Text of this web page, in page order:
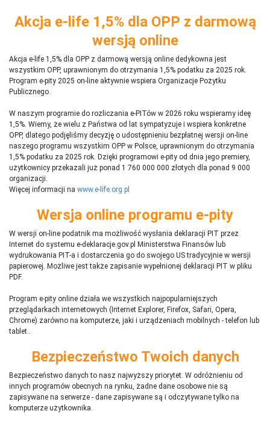
Akcja e-life 1,5% dla OPP z darmową
wersją online
Akcja e-life 1,5% dla OPP z darmową wersją online dedykowna jest
wszystkim OPP, uprawnionym do otrzymania 1,5% podatku za 2025 rok.
Program e-pity 2025 on-line aktywnie wspiera Organizacje Pożytku
Publicznego.
W naszym programie do rozliczania e-PITów w 2026 roku wspieramy ideę
1,5%. Wiemy, że wielu z Państwa od lat sympatyzuje i wspiera konkretne
OPP, dlatego podjęliśmy decyzję o udostępnieniu bezpłatnej wersji on-line
naszego programu wszystkim OPP w Polsce, uprawnionym do otrzymania
1,5% podatku za 2025 rok. Dzięki programowi e-pity od dnia jego premiery,
użytkownicy przekazali już ponad 1 760 000 000 złotych dla ponad 9 000
organizacji.
Więcej informacji na www.e-life.org.pl
Wersja online programu e-pity
W wersji on-line podatnik ma możliwość wysłania deklaracji PIT przez
Internet do systemu e-deklaracje.gov.pl Ministerstwa Finansów lub
wydrukowania PIT-a i dostarczenia go do swojego US tradycyjnie w wersji
papierowej. Możliwe jest także zapisanie wypełnionej deklaracji PIT w pliku
PDF.
Program e-pity online działa we wszystkich najpopularniejszych
przeglądarkach internetowych (Internet Explorer, Firefox, Safari, Opera,
Chrome) zarówno na komputerze, jaki i urządzeniach mobilnych - telefon lub
tablet..
Bezpieczeństwo Twoich danych
Bezpieczeństwo danych to nasz najwyższy priorytet. W odróżnieniu od
innych programów obecnych na rynku, żadne dane osobowe nie są
zapisywane na serwerze - dane zapisywane są i odczytywane tylko na
komputerze użytkownika.